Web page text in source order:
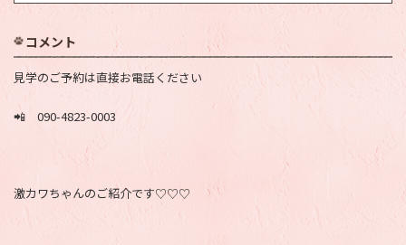
コメント
見学のご予約は直接お電話ください
📲 090-4823-0003
激カワちゃんのご紹介です♡♡♡